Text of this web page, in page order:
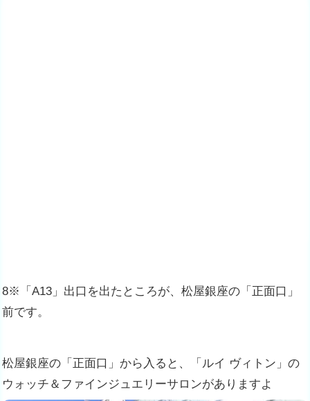
8※「A13」出口を出たところが、松屋銀座の「正面口」
前です。
松屋銀座の「正面口」から入ると、「ルイ ヴィトン」の
ウォッチ＆ファインジュエリーサロンがありますよ